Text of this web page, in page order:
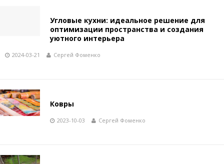
Угловые кухни: идеальное решение для
оптимизации пространства и создания
уютного интерьера
2024-03-21 Сергей Фоменко
Ковры
2023-10-03 Сергей Фоменко